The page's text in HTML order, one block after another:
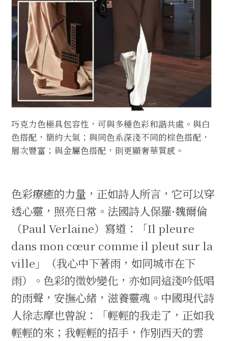
巧克力色極具包容性，可與多種色彩和諧共處。與白
色搭配，簡約大氣；與同色系深淺不同的棕色搭配，
層次豐富；與金屬色搭配，則更顯奢華質感。
色彩療癒的力量，正如詩人所言，它可以穿
透心靈，照亮日常。法國詩人保羅·魏爾倫
（Paul Verlaine）寫道：「Il pleure
dans mon cœur comme il pleut sur la
ville」（我心中下著雨，如同城市在下
雨）。色彩的微妙變化，亦如同這淺吟低唱
的雨聲，安撫心緒，滋養靈魂。中國現代詩
人徐志摩也曾說：「輕輕的我走了，正如我
輕輕的來；我輕輕的招手，作別西天的雲